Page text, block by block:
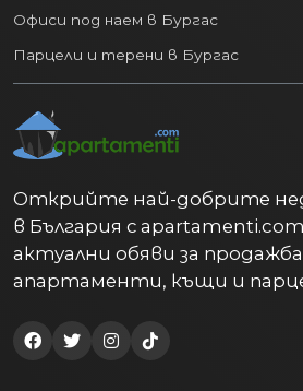
Офиси под наем в Бургас
Парцели и терени в Бургас
Открийте най-добрите
в България с
актуални обяви за
апартаменти, къщи и